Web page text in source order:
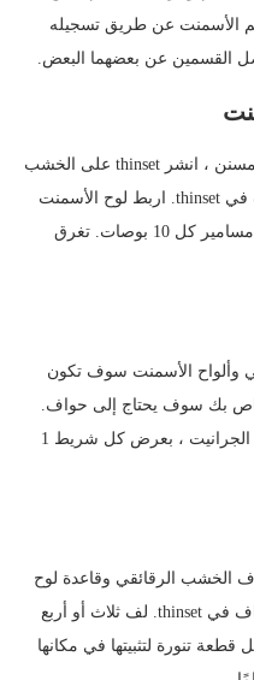
الأسمنت عن طريق تسجيله
القسمين عن بعضهما البعض.
باستخدام المجرفة مع الجانب المسنن ، انشر thinset على الخشب
الرقائقي. ضع لوح دعم الأسمنت في thinset. اربط لوح الأسمنت
في الخشب الرقائقي باستخدام مسامير كل 10 بوصات. تغرق
وألواح الأسمنت سوف تكون
بك سوف يحتاج إلى حواف.
قطع 10 إلى 12 شريطًا من بلاط الجرانيت ، بعرض كل شريط 1
الرقائقي وقاعدة لوح
الأسمنت. قم بتضمين قطع الحواف في thinset. لف ثلاث أو أربع
تنورة لتثبيتها في مكانها